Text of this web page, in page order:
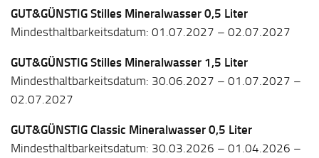
GUT&GÜNSTIG Stilles Mineralwasser 0,5 Liter
Mindesthaltbarkeitsdatum: 01.07.2027 – 02.07.2027
GUT&GÜNSTIG Stilles Mineralwasser 1,5 Liter
Mindesthaltbarkeitsdatum: 30.06.2027 – 01.07.2027 –
02.07.2027
GUT&GÜNSTIG Classic Mineralwasser 0,5 Liter
Mindesthaltbarkeitsdatum: 30.03.2026 – 01.04.2026 –